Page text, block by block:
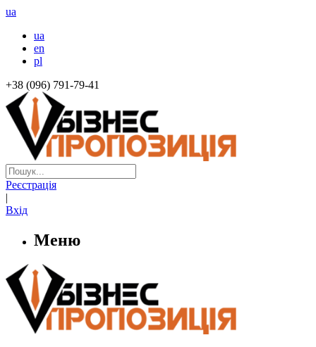
ua
ua
en
pl
+38 (096) 791-79-41
Реєстрація
|
Вхід
Меню